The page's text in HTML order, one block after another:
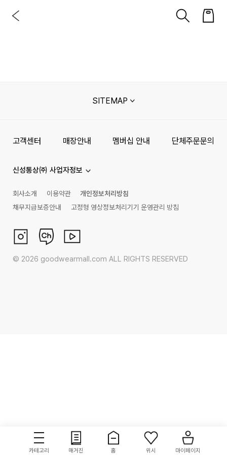
카테고리 매거진 홈 위시 마이페이지
SITEMAP
고객센터 매장안내 멤버십 안내 단체주문문의
신성통상㈜ 사업자정보
회사소개 이용약관
개인정보처리방침
채무지급보증안내
고정형 영상정보처리기기 운영관리 방침
© 2026 goodwearmall.com ALL RIGHTS RESERVED